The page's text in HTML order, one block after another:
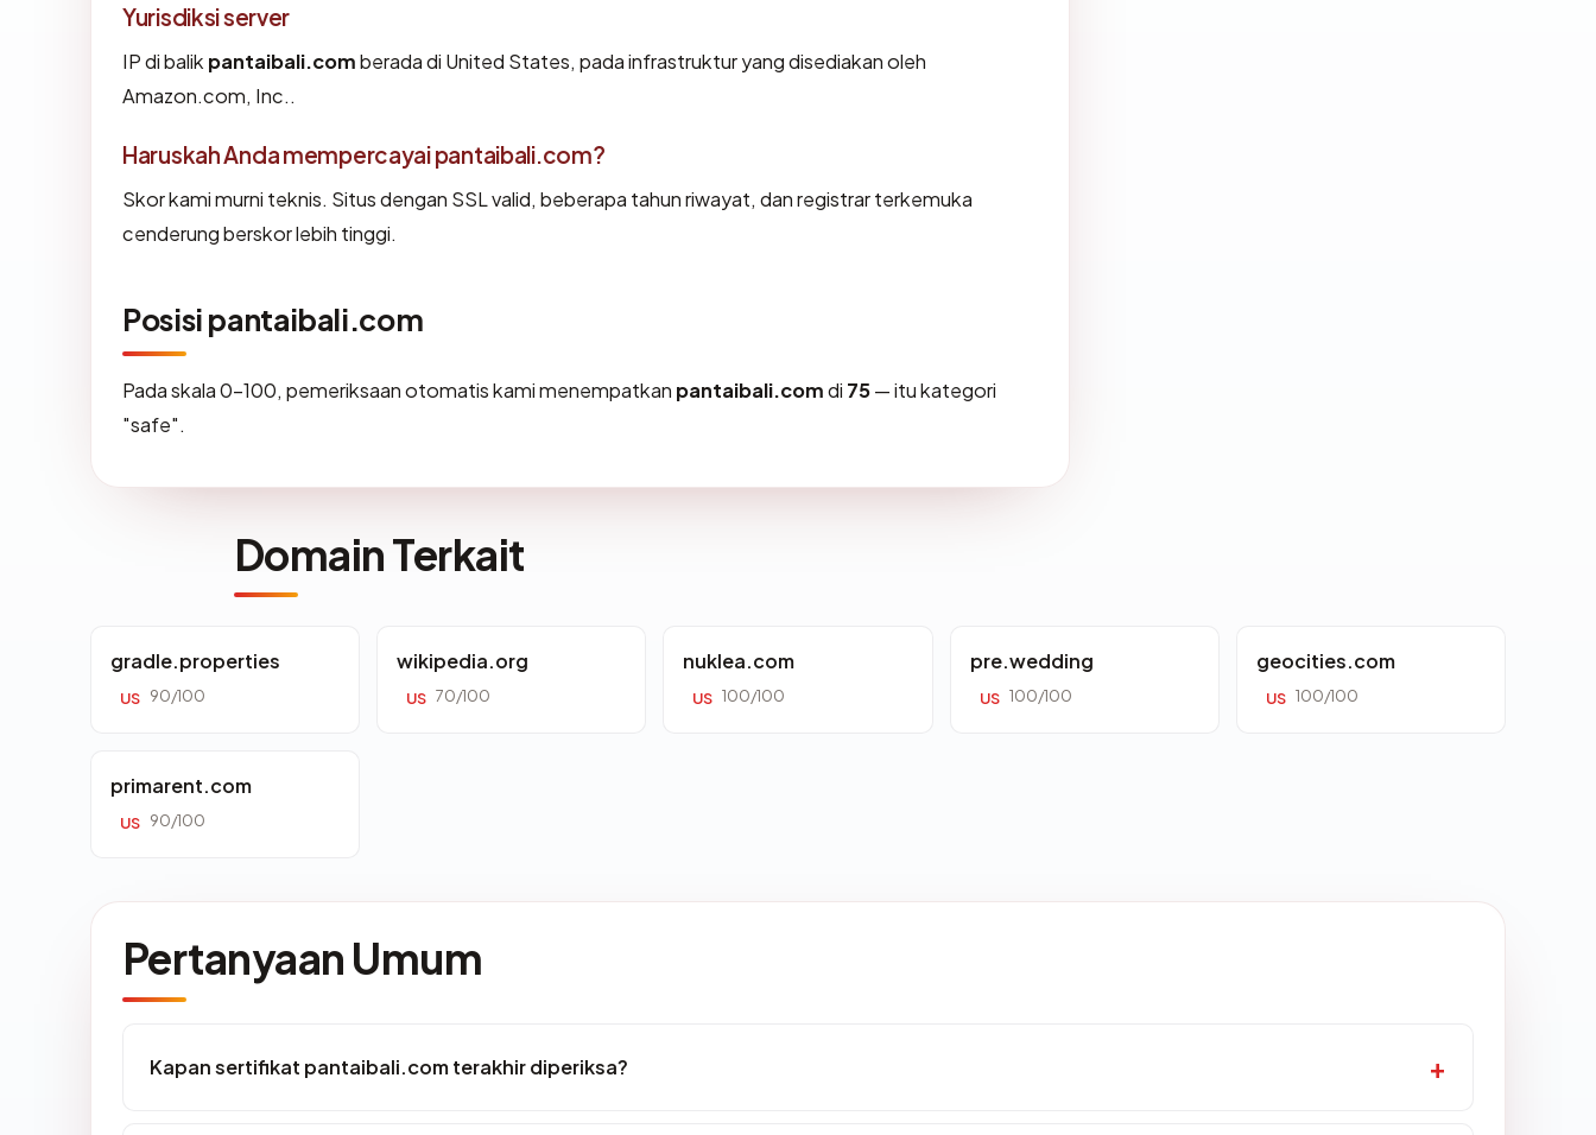
Yurisdiksi server
IP di balik pantaibali.comberada di United States, pada infrastruktur yang disediakan oleh
Amazon.com, Inc..
Haruskah Anda mempercayai pantaibali.com?
Skor kami murni teknis. Situs dengan SSL valid, beberapa tahun riwayat, dan registrar terkemuka
cenderung berskor lebih tinggi.
Posisi pantaibali.com
Pada skala 0-100, pemeriksaan otomatis kami menempatkan pantaibali.comdi 75— itu kategori
"safe".
Domain Terkait
gradle.properties
US 90/100
wikipedia.org
US 70/100
nuklea.com
US 100/100
pre.wedding
US 100/100
geocities.com
US 100/100
primarent.com
US 90/100
Pertanyaan Umum
Kapan sertifikat pantaibali.com terakhir diperiksa?